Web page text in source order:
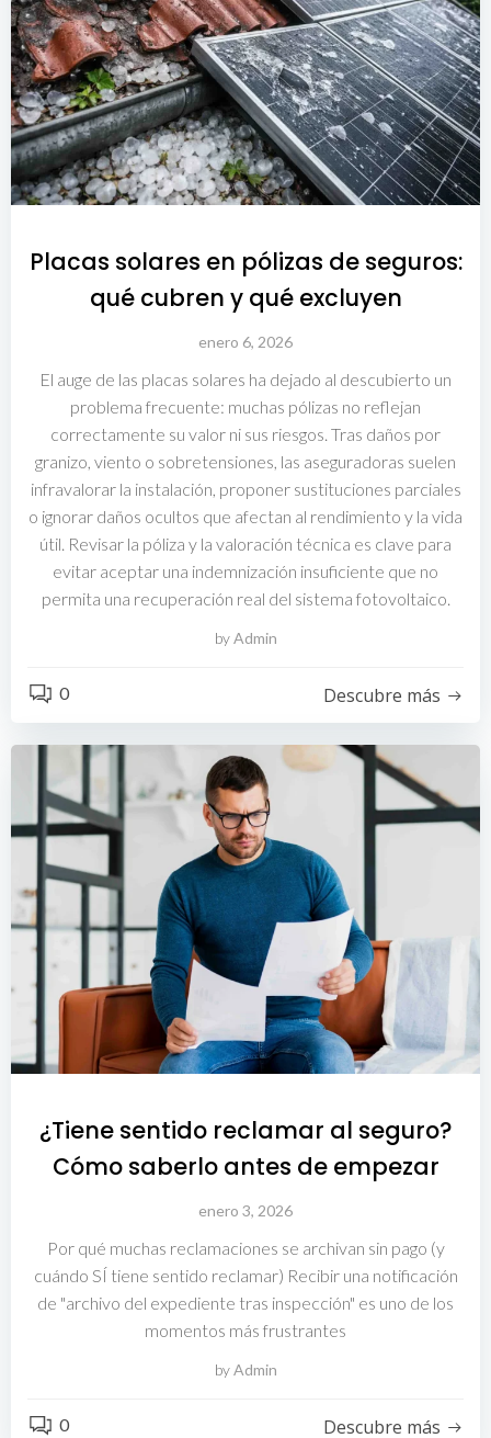
Placas solares en pólizas de seguros:
qué cubren y qué excluyen
enero 6, 2026
El auge de las placas solares ha dejado al descubierto un
problema frecuente: muchas pólizas no reflejan
correctamente su valor ni sus riesgos. Tras daños por
granizo, viento o sobretensiones, las aseguradoras suelen
infravalorar la instalación, proponer sustituciones parciales
o ignorar daños ocultos que afectan al rendimiento y la vida
útil. Revisar la póliza y la valoración técnica es clave para
evitar aceptar una indemnización insuficiente que no
permita una recuperación real del sistema fotovoltaico.
byAdmin
0 Descubre más
¿Tiene sentido reclamar al seguro?
Cómo saberlo antes de empezar
enero 3, 2026
Por qué muchas reclamaciones se archivan sin pago (y
cuándo SÍ tiene sentido reclamar) Recibir una notificación
de "archivo del expediente tras inspección" es uno de los
momentos más frustrantes
byAdmin
0 Descubre más